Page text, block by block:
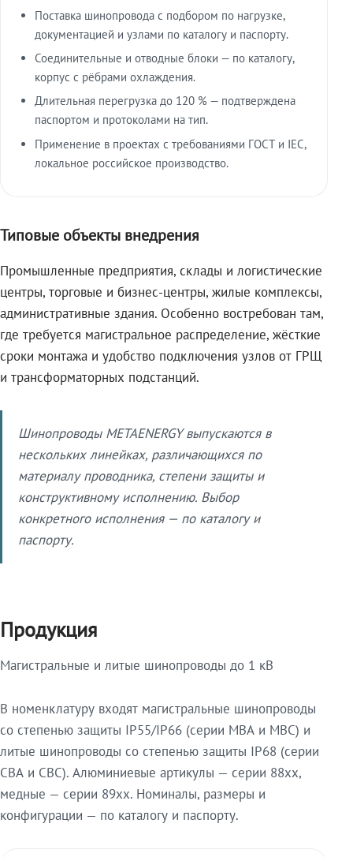
Поставка шинопровода с подбором по нагрузке,
документацией и узлами по каталогу и паспорту.
Соединительные и отводные блоки — по каталогу,
корпус с рёбрами охлаждения.
Длительная перегрузка до 120 % — подтверждена
паспортом и протоколами на тип.
Применение в проектах с требованиями ГОСТ и IEC,
локальное российское производство.
Типовые объекты внедрения
Промышленные предприятия, склады и логистические
центры, торговые и бизнес-центры, жилые комплексы,
административные здания. Особенно востребован там,
где требуется магистральное распределение, жёсткие
сроки монтажа и удобство подключения узлов от ГРЩ
и трансформаторных подстанций.
Шинопроводы METAENERGY выпускаются в
нескольких линейках, различающихся по
материалу проводника, степени защиты и
конструктивному исполнению. Выбор
конкретного исполнения — по каталогу и
паспорту.
Продукция
Магистральные и литые шинопроводы до 1 кВ
В номенклатуру входят магистральные шинопроводы
со степенью защиты IP55/IP66 (серии МВА и МВС) и
литые шинопроводы со степенью защиты IP68 (серии
СВА и СВС). Алюминиевые артикулы — серии 88xx,
медные — серии 89xx. Номиналы, размеры и
конфигурации — по каталогу и паспорту.